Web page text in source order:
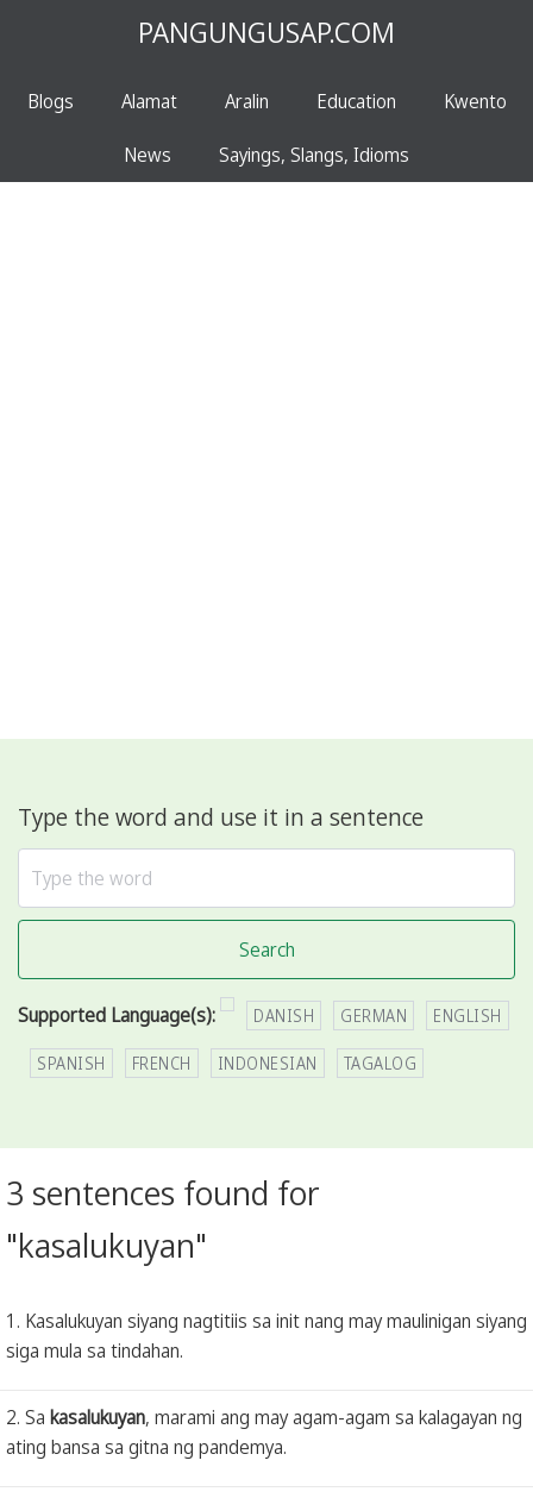
PANGUNGUSAP.COM
Blogs Alamat Aralin Education Kwento
News Sayings, Slangs, Idioms
Type the word and use it in a sentence
Search
Supported Language(s): DANISH GERMAN ENGLISH
SPANISH FRENCH INDONESIAN TAGALOG
3 sentences found for
"kasalukuyan"
1. Kasalukuyan siyang nagtitiis sa init nang may maulinigan siyang
siga mula sa tindahan.
2. Sa kasalukuyan, marami ang may agam-agam sa kalagayan ng
ating bansa sa gitna ng pandemya.